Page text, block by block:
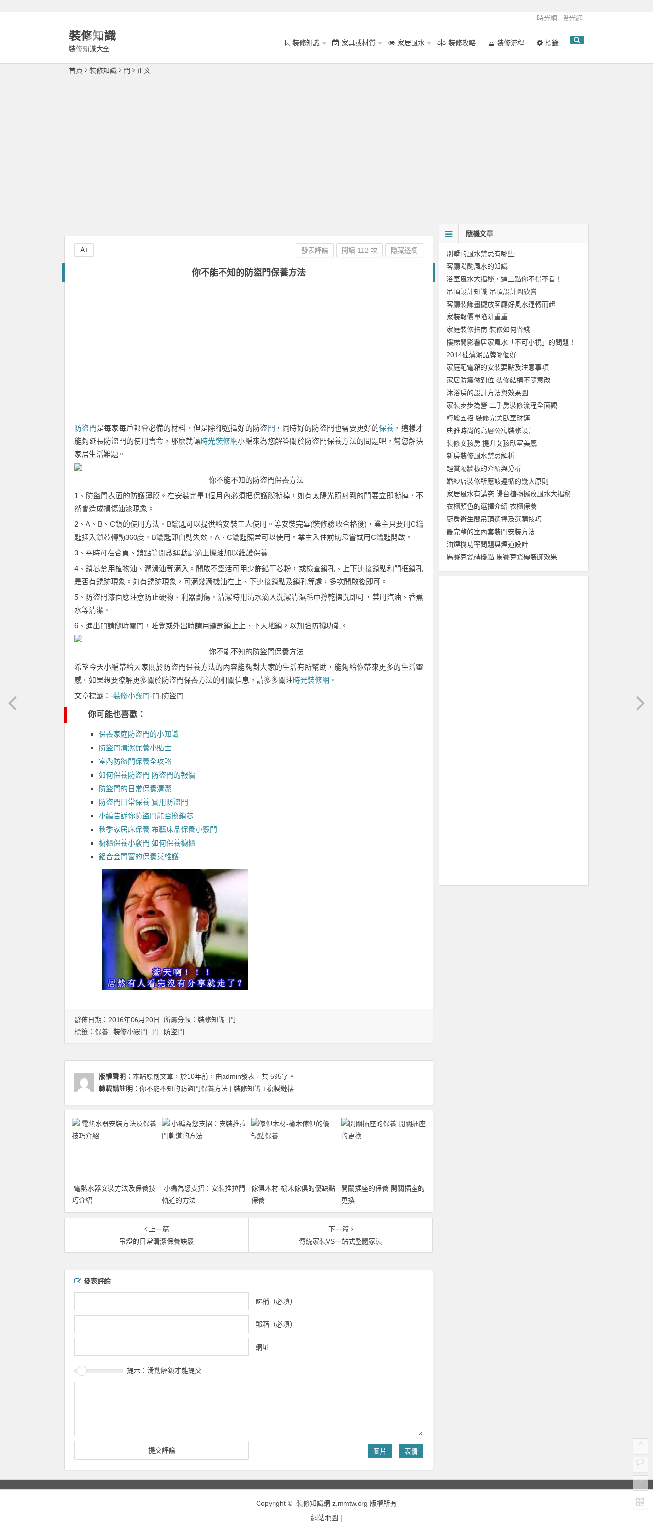
時光網 陽光網
裝修知識
裝修知識大全
裝修知識 家具或材質 家居風水 裝修攻略 裝修流程 標籤
首頁 裝修知識 門 正文
你不能不知的防盜門保養方法
防盜門是每家每戶都會必備的材料，但是除卻選擇好的防盜 門 ，同時好的防盜門也需要更好的保養 ，這樣才
能夠延長防盜門的使用壽命，那麼就讓時光裝修網小編來為您解答關於防盜門保養方法的問題吧，幫您解決
家居生活難題。
你不能不知的防盜門保養方法
1、防盜門表面的防護薄膜。在安裝完畢1個月內必須把保護膜撕掉，如有太陽光照射到的門要立即撕掉，不
然會造成損傷油漆現象。
2、A、B、C鎖的使用方法。B鑰匙可以提供給安裝工人使用。等安裝完畢(裝修驗收合格後)，業主只要用C鑰
匙插入鎖芯轉動360度，B鑰匙即自動失效，A、C鑰匙照常可以使用。業主入住前切忌嘗試用C鑰匙開啟。
3、平時可在合頁、鎖點等開啟運動處滴上機油加以維護保養
4、鎖芯禁用植物油、潤滑油等滴入。開啟不靈活可用少許鉛筆芯粉，或檢查鎖孔、上下連接鎖點和門框鎖孔
是否有銹跡現象。如有銹跡現象，可滴幾滴機油在上、下連接鎖點及鎖孔等處，多次開啟後即可。
5、防盜門漆面應注意防止硬物、利器劃傷。清潔時用清水滴入洗潔清濕毛巾擰乾擦洗即可，禁用汽油、香蕉
水等清潔。
6、進出門請隨時關門，睡覺或外出時請用鑰匙鎖上上、下天地鎖，以加強防撬功能。
你不能不知的防盜門保養方法
希望今天小編帶給大家關於防盜門保養方法的內容能夠對大家的生活有所幫助，能夠給你帶來更多的生活靈
感。如果想要瞭解更多關於防盜門保養方法的相關信息，請多多關注時光裝修網 。
文章標籤：-裝修小竅門-門-防盜門
你可能也喜歡：
保養家庭防盜門的小知識
防盜門清潔保養小貼士
室內防盜門保養全攻略
如何保養防盜門 防盜門的報價
防盜門的日常保養清潔
防盜門日常保養 實用防盜門
小編告訴你防盜門能否換鎖芯
秋季家居床保養 布藝床品保養小竅門
櫥櫃保養小竅門 如何保養櫥櫃
鋁合金門窗的保養與維護
發表評論 閱讀 112 次 隱藏邊欄
A+
發佈日期：2016年06月20日 所屬分類： 裝修知識
門
標籤： 保養 裝修小竅門 門 防盜門
版權聲明： 本站原創文章，於10年前，由admin發表，共 595字。
轉載請註明： 你不能不知的防盜門保養方法 | 裝修知識 +複製鏈接
電熱水器安裝方法及保養技
巧介紹
小編為您支招：安裝推拉門
軌道的方法
傢俱木材-榆木傢俱的優缺點
保養
開關插座的保養 開關插座的
更換
上一篇
吊燈的日常清潔保養訣竅
下一篇
傳統家裝VS一站式整體家裝
發表評論
暱稱（必填）
郵箱（必填）
網址
提示：滑動解鎖才能提交
圖片 表情
隨機文章
別墅的風水禁忌有哪些
客廳陽颱風水的知識
浴室風水大揭秘，這三點你不得不看！
吊頂設計知識 吊頂設計圖欣賞
客廳裝飾畫擺放客廳好風水運轉而起
家裝報價單陷阱重重
家庭裝修指南 裝修如何省錢
樓梯間影響居家風水「不可小視」的問題！
2014硅藻泥品牌哪個好
家庭配電箱的安裝要點及注意事項
家居防震做到位 裝修結構不隨意改
沐浴房的設計方法與效果圖
家裝步步為營 二手房裝修流程全面觀
輕鬆五招 裝修完美臥室財運
典雅時尚的高層公寓裝修設計
裝修女孩房 提升女孩臥室美感
新房裝修風水禁忌解析
輕質隔牆板的介紹與分析
婚紗店裝修所應該遵循的幾大原則
家居風水有講究 陽台植物擺放風水大揭秘
衣櫃顏色的選擇介紹 衣櫃保養
廚房衛生間吊頂選擇及選購技巧
最完整的室內套裝門安裝方法
油煙機功率問題與煙道設計
馬賽克瓷磚優點 馬賽克瓷磚裝飾效果
Copyright © 裝修知識網 z.mmtw.org 版權所有
網站地圖 |